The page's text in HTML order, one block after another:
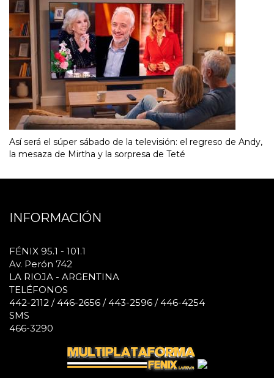
Así será el súper sábado de la televisión: el regreso de Andy,
la mesaza de Mirtha y la sorpresa de Teté
INFORMACIÓN
FÉNIX 95.1 - 101.1
Av. Perón 742
LA RIOJA - ARGENTINA
TELÉFONOS
442-2112 / 446-2656 / 443-2596 / 446-4254
SMS
466-3290